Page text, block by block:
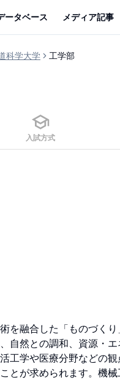
ータベース メディア記事
科学大学 工学部
入試方式
を融合した「ものづく
自然との調和、資源・
工学や医療分野などの
とが求められます。機